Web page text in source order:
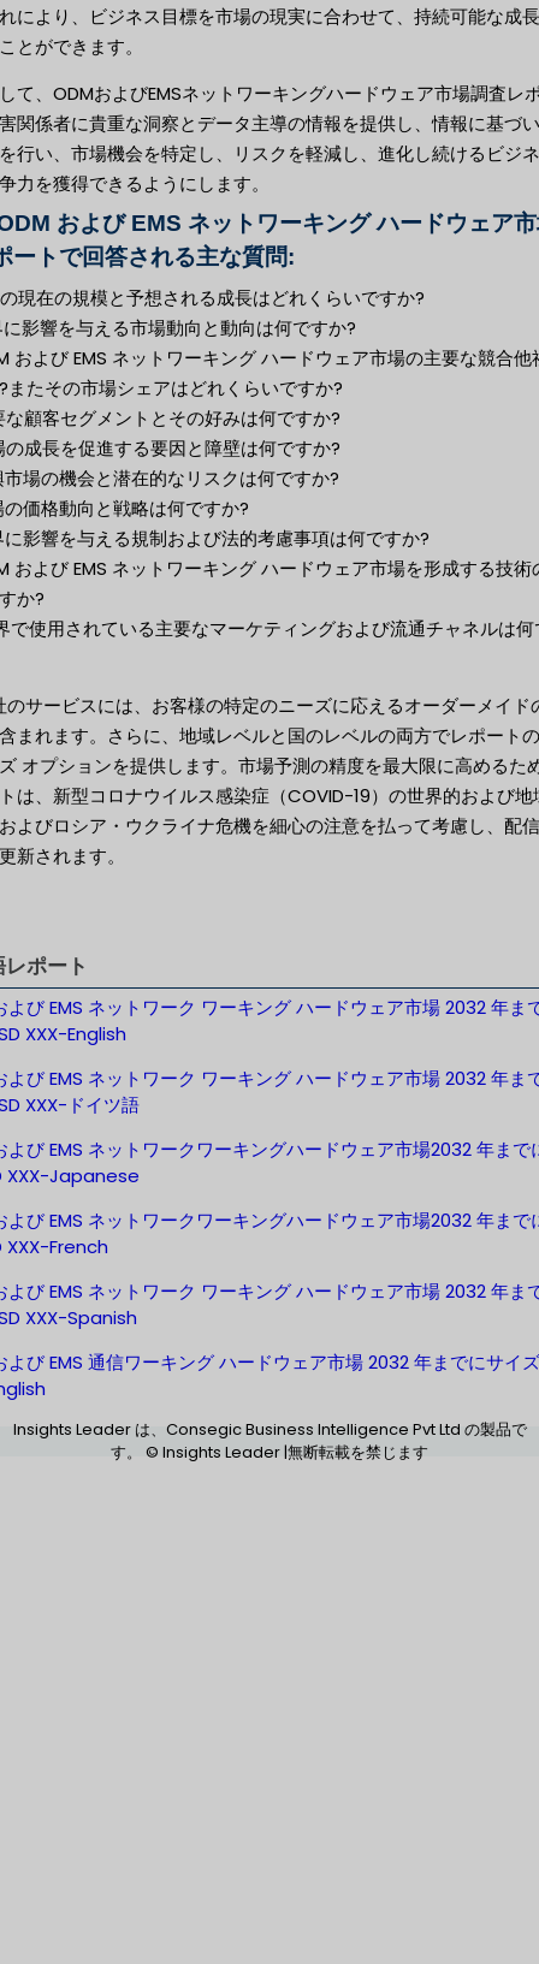
により、ビジネス目標を市場の現実に合わせて、持続可能な成
とができます。
て、ODMおよびEMSネットワーキングハードウェア市場調査レ
関係者に貴重な洞察とデータ主導の情報を提供し、情報に基づ
行い、市場機会を特定し、リスクを軽減し、進化し続けるビジ
力を獲得できるようにします。
および EMS ネットワーキング ハードウェア
ートで回答される主な質問:
現在の規模と予想される成長はどれくらいですか?
影響を与える市場動向と動向は何ですか?
および EMS ネットワーキング ハードウェア市場の主要な競合他
またその市場シェアはどれくらいですか?
顧客セグメントとその好みは何ですか?
成長を促進する要因と障壁は何ですか?
場の機会と潜在的なリスクは何ですか?
価格動向と戦略は何ですか?
影響を与える規制および法的考慮事項は何ですか?
および EMS ネットワーキング ハードウェア市場を形成する技術
か?
で使用されている主要なマーケティングおよび流通チャネルは何
のサービスには、お客様の特定のニーズに応えるオーダーメイド
まれます。さらに、地域レベルと国のレベルの両方でレポート
オプションを提供します。市場予測の精度を最大限に高めるた
は、新型コロナウイルス感染症（COVID-19）の世界的および地
よびロシア・ウクライナ危機を細心の注意を払って考慮し、配
新されます。
ポート
よび EMS ネットワーク ワーキング ハードウェア市場 2032 年ま
XXX-English
よび EMS ネットワーク ワーキング ハードウェア市場 2032 年ま
XXX-ドイツ語
よび EMS ネットワークワーキングハードウェア市場2032 年まで
XXX-Japanese
よび EMS ネットワークワーキングハードウェア市場2032 年まで
XXX-French
よび EMS ネットワーク ワーキング ハードウェア市場 2032 年ま
XXX-Spanish
よび EMS 通信ワーキング ハードウェア市場 2032 年までにサイ
Insights Leader は、Consegic Business Intelligence Pvt Ltd の製品で
す。 © Insights Leader |無断転載を禁じます